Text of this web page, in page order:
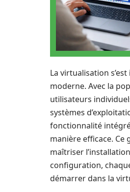
La virtualisation
moderne. Avec la
utilisateurs
systèmes
fonctionnalité
manière efficace.
maîtriser
configuration,
démarrer dans la